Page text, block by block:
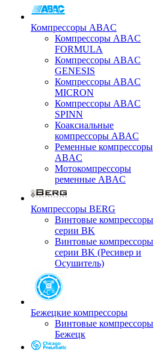
Компрессоры ABAC
Компрессоры ABAC
FORMULA
Компрессоры ABAC
GENESIS
Компрессоры ABAC
MICRON
Компрессоры ABAC
SPINN
Коаксиальные
компрессоры ABAC
Ременные компрессоры
ABAC
Мотокомпрессоры
ременные ABAC
Компрессоры BERG
Винтовые компрессоры
серии BK
Винтовые компрессоры
серии BK (Ресивер и
Осушитель)
Бежецкие компрессоры
Винтовые компрессоры
Бежецк